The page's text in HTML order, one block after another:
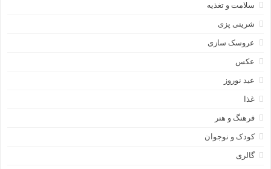
سلامت و تغذیه
شرینی پزی
عروسک سازی
عکس
عید نوروز
غذا
فرهنگ و هنر
کودک و نوجوان
گالری